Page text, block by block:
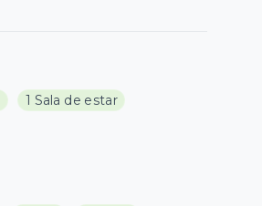
1 Sala de estar